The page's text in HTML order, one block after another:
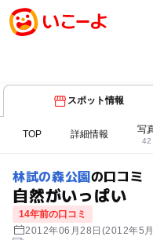
スポット情報
TOP 詳細情報 写
42
林試の森公園の口コミ
自然がいっぱい
14年前の口コミ
2012年06月28日 (2012年5